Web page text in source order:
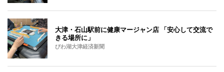
大津・石山駅前に健康マージャン店 「安心して交流で
きる場所に」
びわ湖大津経済新聞